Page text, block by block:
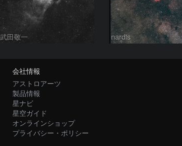
武田敬一 nardis
会社情報
アストロアーツ
製品情報
星ナビ
星空ガイド
オンラインショップ
プライバシー・ポリシー